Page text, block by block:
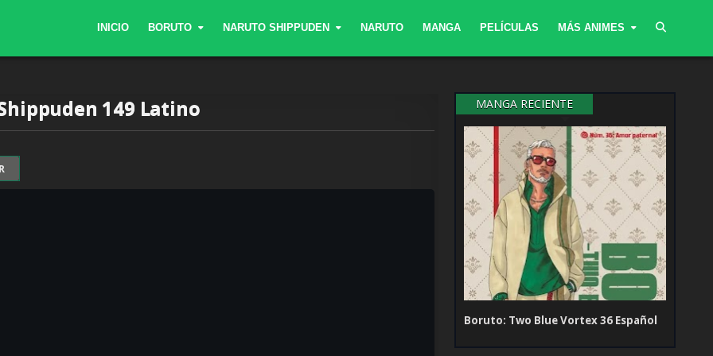
INICIO BORUTO NARUTO SHIPPUDEN NARUTO MANGA PELÍCULAS MÁS ANIMES
149 Latino MANGA RECIENTE
Boruto: Two Blue Vortex 36 Español